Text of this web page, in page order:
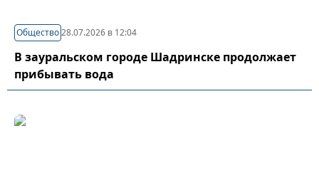
Общество28.07.2026 в 12:04
В зауральском городе Шадринске продолжает
прибывать вода